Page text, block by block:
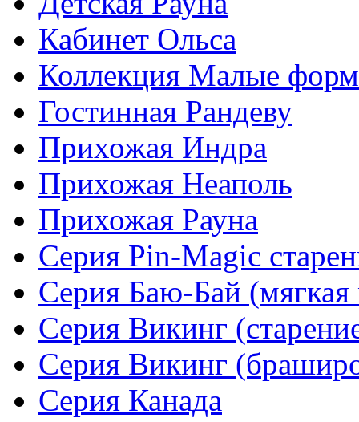
Кабинет Ольса
Коллекция Малые
Гостинная Рандеву
Прихожая Индра
Прихожая Неаполь
Прихожая Рауна
Серия Pin-Magic
Серия Баю-Бай (мягкая
Серия Викинг
Серия Викинг
Серия Канада